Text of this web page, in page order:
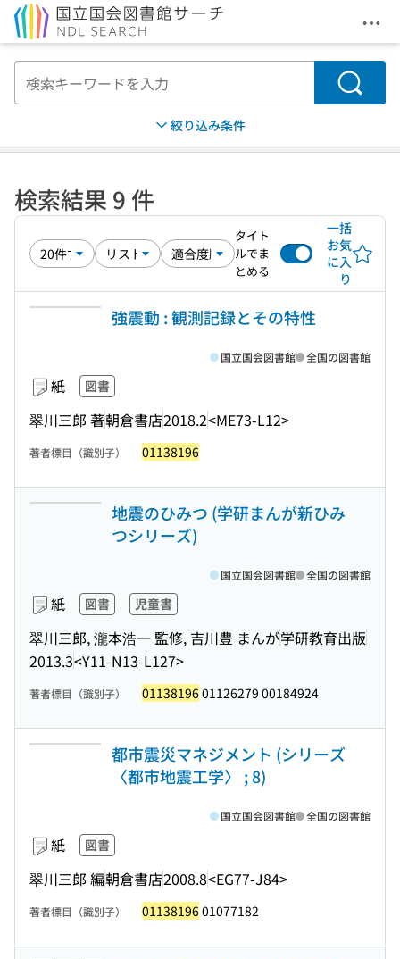
メ
検索
絞り込み条件
検索結果 9 件
タイト
ルでま
とめる
一括
お気
に入
り
強震動 : 観測記録とその特性
紙 図書
翠川三郎 著朝倉書店2018.2<ME73-L12>
国立国会図書館 全国の図書館
著者標目（識別子） 01138196
地震のひみつ (学研まんが新ひみ
つシリーズ)
紙 図書 児童書
翠川三郎, 瀧本浩一 監修, 吉川豊 まんが学研教育出版
2013.3<Y11-N13-L127>
国立国会図書館 全国の図書館
著者標目（識別子） 0113819601126279 00184924
都市震災マネジメント (シリーズ
〈都市地震工学〉 ; 8)
紙 図書
翠川三郎 編朝倉書店2008.8<EG77-J84>
国立国会図書館 全国の図書館
著者標目（識別子） 0113819601077182